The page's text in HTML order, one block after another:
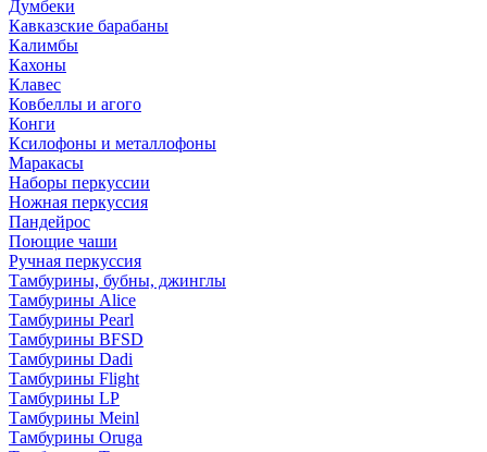
Думбеки
Кавказские барабаны
Калимбы
Кахоны
Клавес
Ковбеллы и агого
Конги
Ксилофоны и металлофоны
Маракасы
Наборы перкуссии
Ножная перкуссия
Пандейрос
Поющие чаши
Ручная перкуссия
Тамбурины, бубны, джинглы
Тамбурины Alice
Тамбурины Pearl
Тамбурины BFSD
Тамбурины Dadi
Тамбурины Flight
Тамбурины LP
Тамбурины Meinl
Тамбурины Oruga